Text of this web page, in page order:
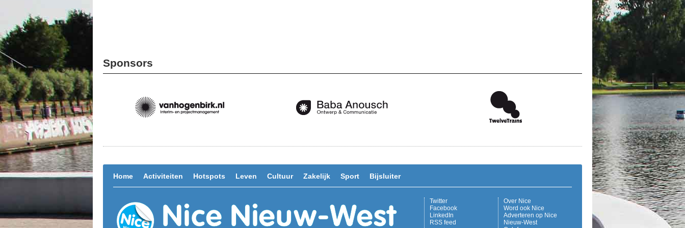
Sponsors
Home Activiteiten Hotspots Leven Cultuur Zakelijk Sport Bijsluiter
Over Nice
Word ook Nice
Adverteren op Nice
Nieuw-West
Twitter
Facebook
LinkedIn
RSS feed